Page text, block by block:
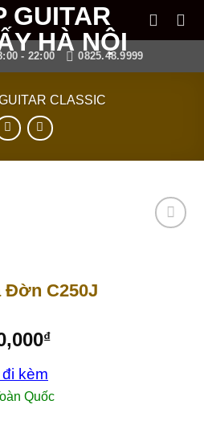
- 22:00 0825.48.9999
CLASSIC
Đờn C250J
₫
kèm
Quốc